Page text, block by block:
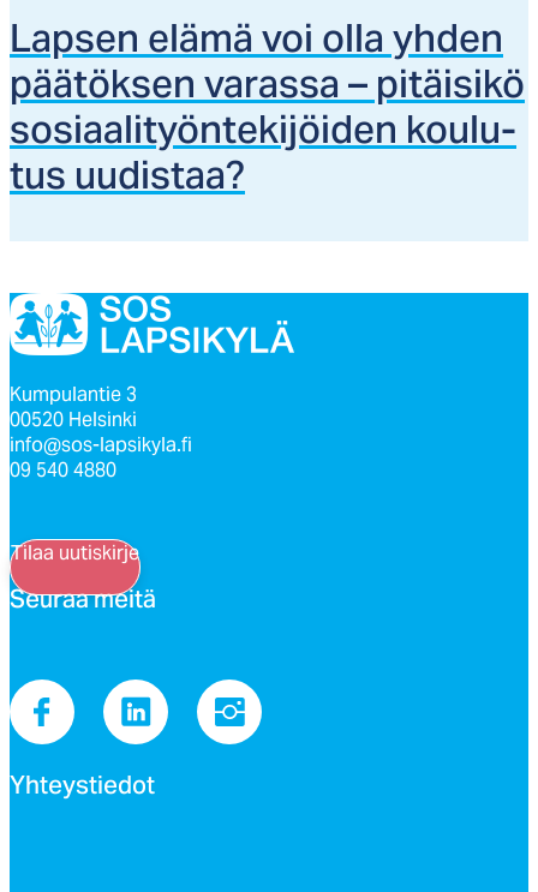
Lap­sen elä­mä voi ol­la yh­den
pää­tök­sen va­ras­sa – pi­täi­si­kö
so­siaa­li­työn­te­ki­jöi­den kou­lu­
tus uu­dis­taa?
Kumpulantie 3
00520 Helsinki
info@sos-lapsikyla.fi
09 540 4880
Tilaa uutiskirje
Seu­raa mei­tä
Yh­teys­tie­dot